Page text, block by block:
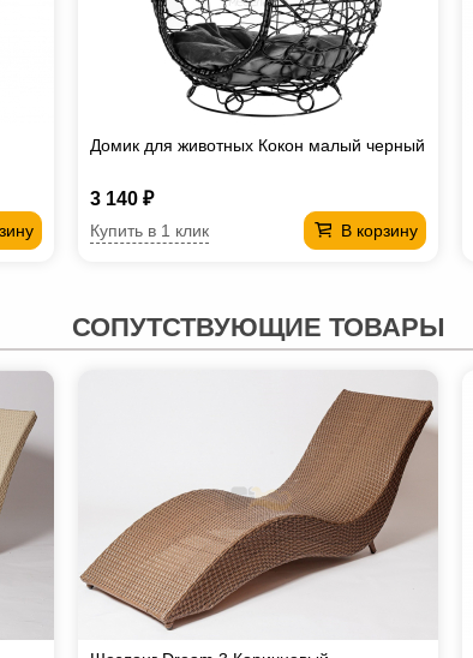
Домик для животных Кокон малый черный
3 140 ₽
В корзину
Купить в 1 клик
СОПУТСТВУЮЩИЕ ТОВАРЫ